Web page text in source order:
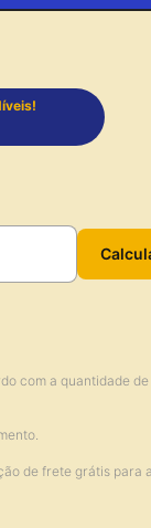
com a quantidade de
de frete grátis para